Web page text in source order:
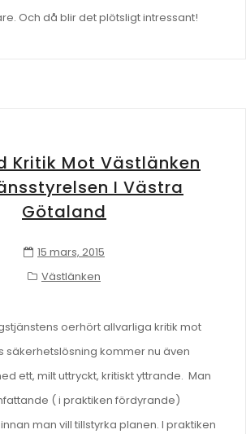
Och då blir det plötsligt intressant!
Kritik Mot Västlänken
I Västra
Götaland
15 mars, 2015
Västlänken
oerhört allvarliga kritik mot
säkerhetslösning kommer nu även
ett, milt uttryckt, kritiskt yttrande. Man
( i praktiken fördyrande)
man vill tillstyrka planen. I praktiken